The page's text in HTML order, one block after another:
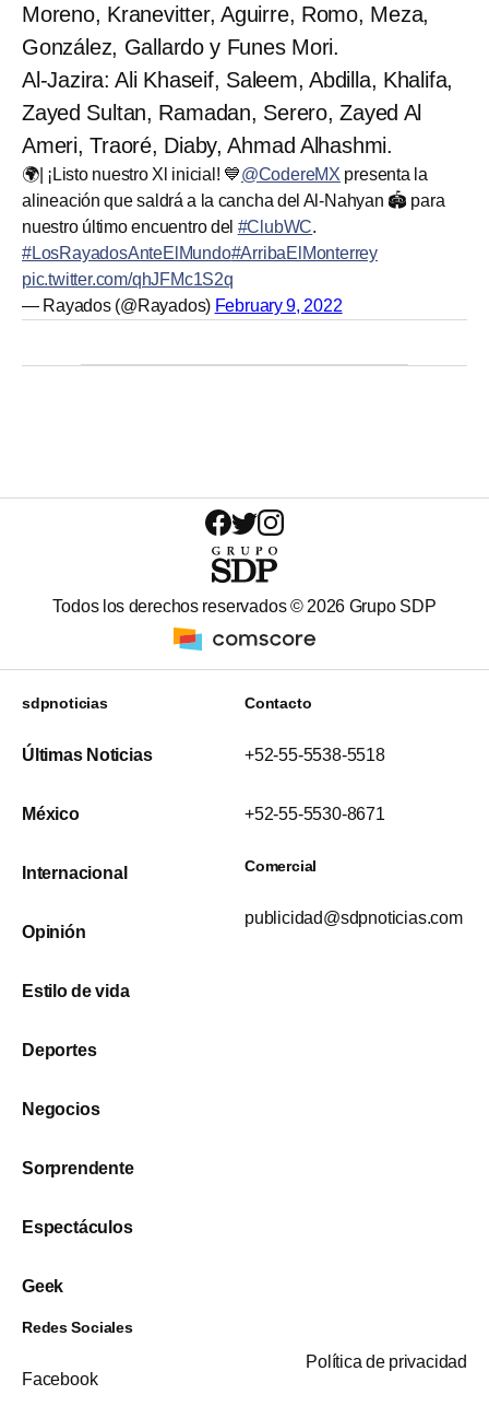
Moreno, Kranevitter, Aguirre, Romo, Meza,
González, Gallardo y Funes Mori.
Al-Jazira: Ali Khaseif, Saleem, Abdilla, Khalifa,
Zayed Sultan, Ramadan, Serero, Zayed Al
Ameri, Traoré, Diaby, Ahmad Alhashmi.
🌍| ¡Listo nuestro Xl inicial! 💙@CodereMX presenta la
alineación que saldrá a la cancha del Al-Nahyan 🏟️ para
nuestro último encuentro del #ClubWC.
#LosRayadosAnteElMundo#ArribaElMonterrey
pic.twitter.com/qhJFMc1S2q
— Rayados (@Rayados) February 9, 2022
Todos los derechos reservados © 2026 Grupo SDP
sdpnoticias
Últimas Noticias
México
Internacional
Opinión
Estilo de vida
Deportes
Negocios
Sorprendente
Espectáculos
Geek
Contacto
+52-55-5538-5518
+52-55-5530-8671
Comercial
publicidad@sdpnoticias.com
Redes Sociales
Facebook
Política de privacidad